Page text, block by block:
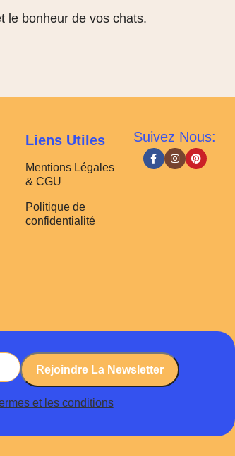
le bonheur de vos chats.
Liens Utiles
Mentions Légales
& CGU
Politique de
confidentialité
Suivez Nous:
et les conditions